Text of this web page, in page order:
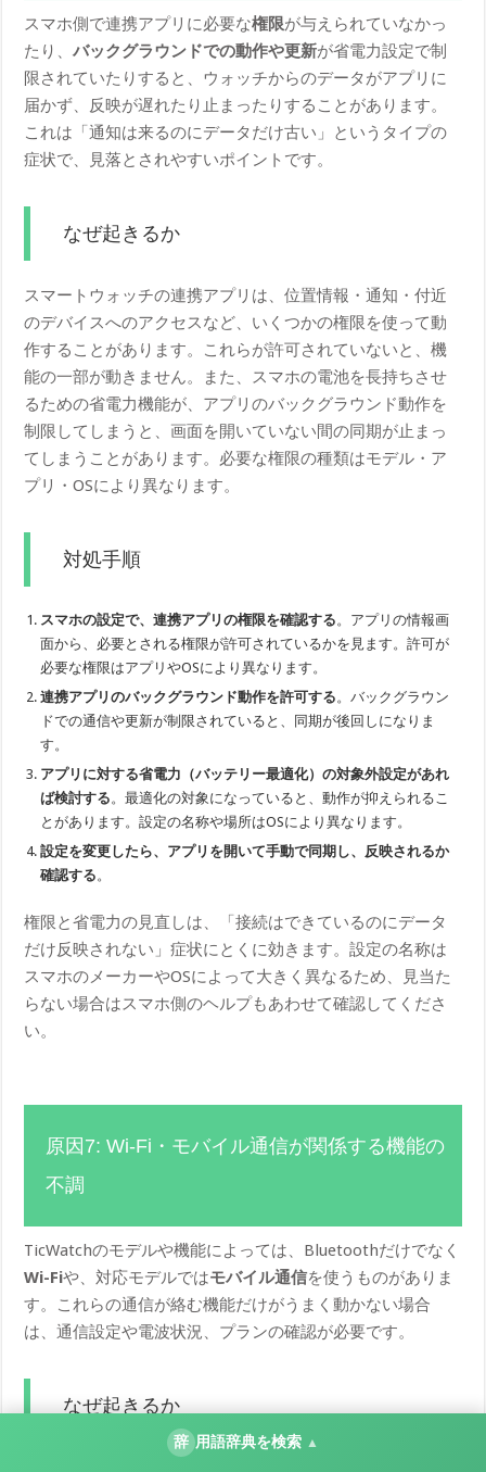
スマホ側で連携アプリに必要な権限が与えられていなかっ
たり、バックグラウンドでの動作や更新が省電力設定で制
限されていたりすると、ウォッチからのデータがアプリに
届かず、反映が遅れたり止まったりすることがあります。
これは「通知は来るのにデータだけ古い」というタイプの
症状で、見落とされやすいポイントです。
なぜ起きるか
スマートウォッチの連携アプリは、位置情報・通知・付近
のデバイスへのアクセスなど、いくつかの権限を使って動
作することがあります。これらが許可されていないと、機
能の一部が動きません。また、スマホの電池を長持ちさせ
るための省電力機能が、アプリのバックグラウンド動作を
制限してしまうと、画面を開いていない間の同期が止まっ
てしまうことがあります。必要な権限の種類はモデル・ア
プリ・OSにより異なります。
対処手順
スマホの設定で、連携アプリの権限を確認する 。アプリの情報画
面から、必要とされる権限が許可されているかを見ます。許可が
必要な権限はアプリやOSにより異なります。
連携アプリのバックグラウンド動作を許可する 。バックグラウン
ドでの通信や更新が制限されていると、同期が後回しになりま
す。
アプリに対する省電力（バッテリー最適化）の対象外設定があれ
ば検討する 。最適化の対象になっていると、動作が抑えられるこ
とがあります。設定の名称や場所はOSにより異なります。
設定を変更したら、アプリを開いて手動で同期し、反映されるか
確認する 。
権限と省電力の見直しは、「接続はできているのにデータ
だけ反映されない」症状にとくに効きます。設定の名称は
スマホのメーカーやOSによって大きく異なるため、見当た
らない場合はスマホ側のヘルプもあわせて確認してくださ
い。
原因7: Wi-Fi・モバイル通信が関係する機能の
不調
TicWatchのモデルや機能によっては、Bluetoothだけでなく
Wi-Fiや、対応モデルではモバイル通信を使うものがありま
す。これらの通信が絡む機能だけがうまく動かない場合
は、通信設定や電波状況、プランの確認が必要です。
なぜ起きるか
辞 用語辞典を検索 ▲